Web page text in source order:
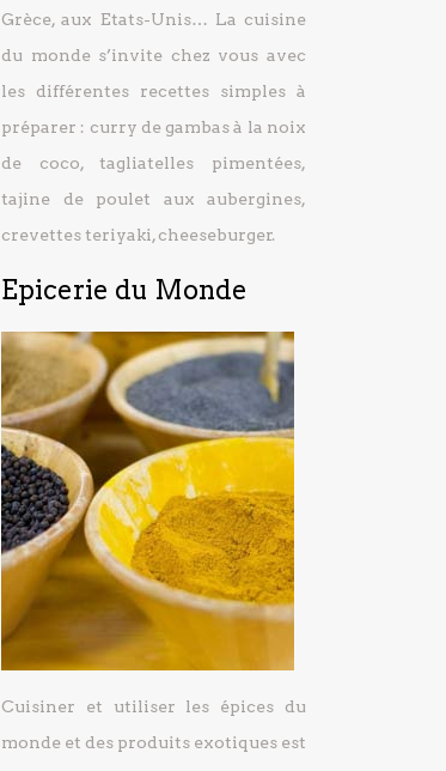
Grèce, aux Etats-Unis… La cuisine
du monde s’invite chez vous avec
les différentes recettes simples à
préparer : curry de gambas à la noix
de coco, tagliatelles pimentées,
tajine de poulet aux aubergines,
crevettes teriyaki, cheeseburger.
Epicerie du Monde
Cuisiner et utiliser les épices du
monde et des produits exotiques est